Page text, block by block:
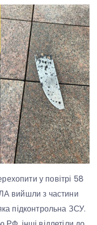
у повітрі 58
вийшли з частини
підконтрольна ЗСУ.